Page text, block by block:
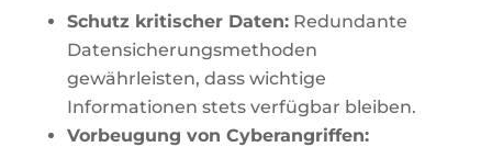
Schutz kritischer Daten:Redundante
Datensicherungsmethoden
gewährleisten, dass wichtige
Informationen stets verfügbar bleiben.
Vorbeugung von Cyberangriffen: